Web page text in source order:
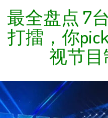
最全盘点 7
打擂，你
视节